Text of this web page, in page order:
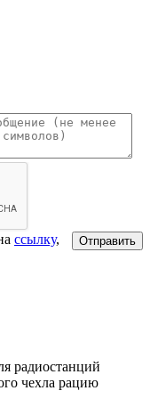
Отправить
ссылку,
радиостанций
чехла рацию